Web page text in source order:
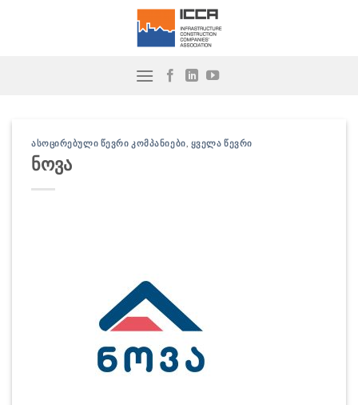
ᲐᲡᲝᲪᲘᲠᲔᲑᲣᲚᲘ ᲬᲔᲕᲠᲘ ᲙᲝᲛᲞᲐᲜᲘᲔᲑᲘ ᲧᲕᲔᲚᲐ ᲬᲔᲕᲠᲘ
ნოვა